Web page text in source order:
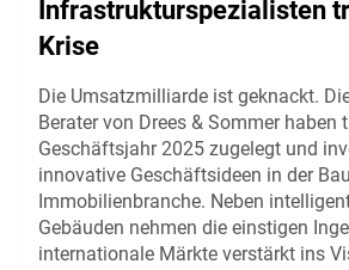
Infrastrukturspezialisten
Krise
Die Umsatzmilliarde ist geknackt.
Berater von Drees & Sommer haben
Geschäftsjahr 2025 zugelegt und
innovative Geschäftsideen in der
Immobilienbranche. Neben
Gebäuden nehmen die einstigen
internationale Märkte verstärkt ins